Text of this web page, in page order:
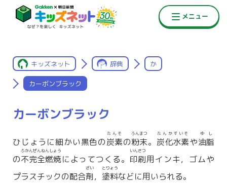
キッズネット 辞典 か
カーボンブラック
カーボンブラック
ひじょうに細かい黒色の炭素
たんそ
の粉末
ふんまつ
。 炭化水素
たんかすいそ
や油脂
ゆし
の不完全燃焼
ふかんぜんねんしょう
によってつくる。 印刷
いんさつ
用インキ，ゴムや
プラスチックの配合剤
ざい
， 塗料
とりょう
などに用いられる。